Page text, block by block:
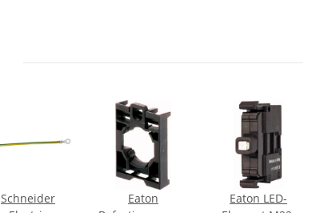
Schneider
Eaton
Eaton LED-